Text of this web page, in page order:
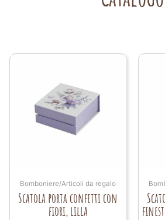
Bomboniere/Articoli da regalo
Scatola porta confetti con
fiori, lilla